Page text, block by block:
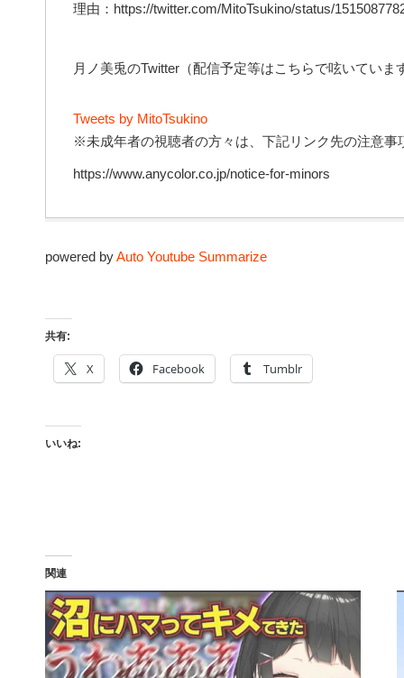
理由：https://twitter.com/MitoTsukino/status/
月ノ美兎のTwitter（配信予定等はこちらで呟いていま
Tweets by MitoTsukino
※未成年者の視聴者の方々は、下記リンク先の注意事
https://www.anycolor.co.jp/notice-for-minors
powered byAuto Youtube Summarize
共有:
X Facebook Tumblr
いいね:
関連